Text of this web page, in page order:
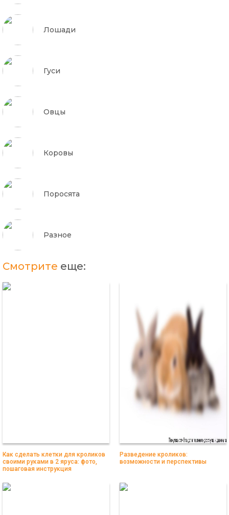
Лошади
Гуси
Овцы
Коровы
Поросята
Разное
Смотрите еще:
Как сделать клетки для кроликов
своими руками в 2 яруса: фото,
пошаговая инструкция
Разведение кроликов:
возможности и перспективы